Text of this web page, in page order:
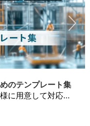
のテンプレート集
建設工事に関わる安全書類をどの様に用意して対応するか？関連書式テンプレートから書き方の注意点などの役立つコラムをbizoceanがお届けします。